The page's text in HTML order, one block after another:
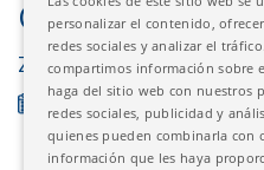
ZARAGOZA
19/03/2026
personalizar el contenido,
redes sociales y analizar el
compartimos información sobre
haga del sitio web con nuestros
redes sociales, publicidad y
quienes pueden combinarla con
información que les haya